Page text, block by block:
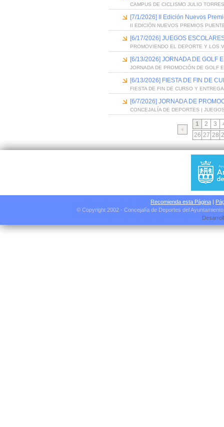
CAMPUS DE CICLISMO JULIO
[7/1/2026] II Edición Nuevos
II EDICIÓN NUEVOS PREMIOS
[6/17/2026] JUEGOS
PROMOVIENDO EL DEPORTE Y LOS
[6/13/2026] JORNADA DE GOLF
JORNADA DE PROMOCIÓN DE GOLF
[6/13/2026] FIESTA DE FIN DE
FIESTA DE FIN DE CURSO Y
[6/7/2026] JORNADA DE
CONCEJALÍA DE DEPORTES |
1 2 3
26 27 28
Recomienda esta Página |
© Copyright 2002 - Concejalía de Deportes del